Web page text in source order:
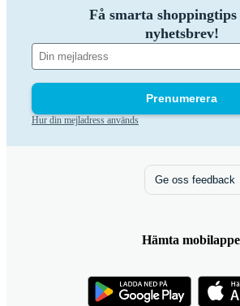
Få smarta
nyhetsbrev!
Prenumerera
Hur din mejladress används
Ge oss feedback
Hämta